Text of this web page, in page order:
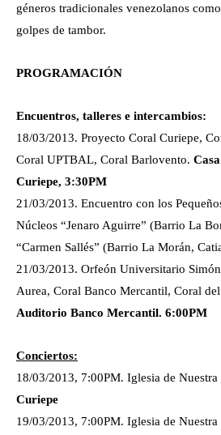
géneros tradicionales venezolanos
golpes de tambor.
PROGRAMACIÓN
Encuentros, talleres e intercambios:
18/03/2013. Proyecto Coral Curiepe,
Coral UPTBAL, Coral Barlovento.
Curiepe, 3:30PM
21/03/2013. Encuentro con los
Núcleos “Jenaro Aguirre” (Barrio La
“Carmen Sallés” (Barrio La Morán,
21/03/2013. Orfeón Universitario
Aurea, Coral Banco Mercantil, Coral
Auditorio Banco Mercantil. 6:00PM
Conciertos:
18/03/2013, 7:00PM. Iglesia de Nuestra
Curiepe
19/03/2013, 7:00PM. Iglesia de Nuestra